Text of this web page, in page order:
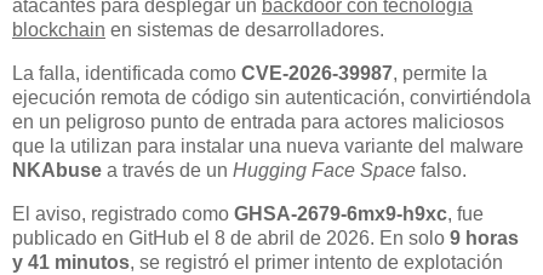
atacantes para desplegar un backdoor con tecnología
blockchain en sistemas de desarrolladores.
La falla, identificada como CVE-2026-39987, permite la
ejecución remota de código sin autenticación, convirtiéndola
en un peligroso punto de entrada para actores maliciosos
que la utilizan para instalar una nueva variante del malware
NKAbuse a través de un Hugging Face Space falso.
El aviso, registrado como GHSA-2679-6mx9-h9xc, fue
publicado en GitHub el 8 de abril de 2026. En solo 9 horas
y 41 minutos, se registró el primer intento de explotación